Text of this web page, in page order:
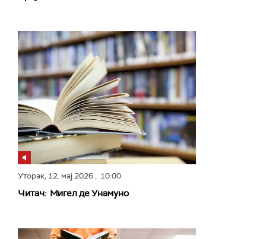
Уторак, 12. мај 2026, 10:00
Читач: Мигел де Унамуно